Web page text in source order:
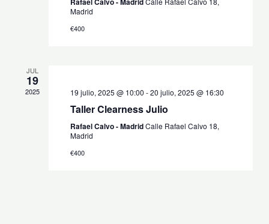
Madrid
€400
JUL
19
2025 19 julio, 2025 @ 10:00 -20 julio, 2025 @ 16:30
Taller Clearness Julio
Rafael Calvo - MadridCalle Rafael Calvo 18,
Madrid
€400